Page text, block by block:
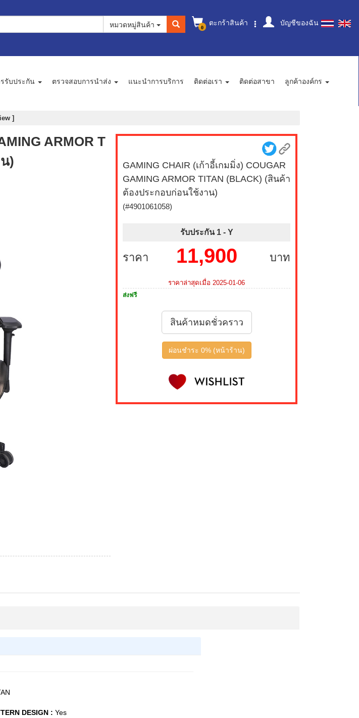
0 ตะกร้าสินค้า บัญชีของฉัน
หมวดหมู่สินค้า
รับประกัน ตรวจสอบการนำส่ง แนะนำการบริการ ติดต่อเรา ติดต่อสาขา
ลูกค้าองค์กร
]
ARMOR T
)
GAMING CHAIR (เก้าอี้เกมมิ่ง) COUGAR
GAMING ARMOR TITAN (BLACK) (สินค้า
ต้องประกอบก่อนใช้งาน)
(#4901061058)
รับประกัน 1 - Y
ราคา บาท
11,900
ราคาล่าสุดเมื่อ 2025-01-06
ส่งฟรี
สินค้าหมดชั่วคราว
ผ่อนชำระ 0% (หน้าร้าน)
DESIGN :Yes